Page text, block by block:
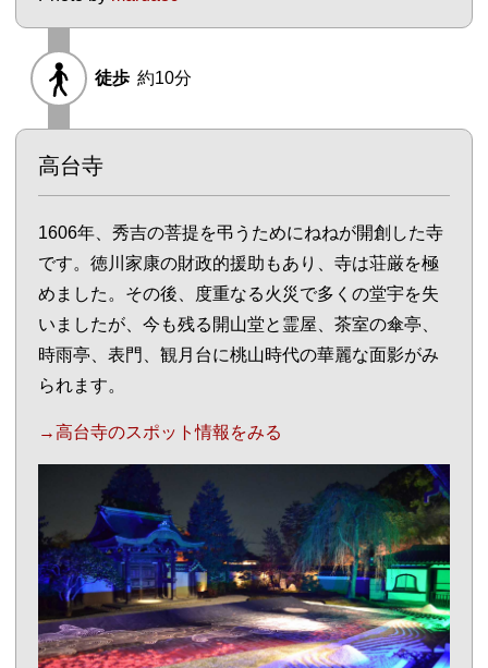
徒歩 約10分
高台寺
1606年、秀吉の菩提を弔うためにねねが開創した寺
です。徳川家康の財政的援助もあり、寺は荘厳を極
めました。その後、度重なる火災で多くの堂宇を失
いましたが、今も残る開山堂と霊屋、茶室の傘亭、
時雨亭、表門、観月台に桃山時代の華麗な面影がみ
られます。
→高台寺のスポット情報をみる